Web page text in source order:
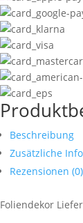
Beschreibung
Zusätzliche
Rezensionen (0)
Foliendekor